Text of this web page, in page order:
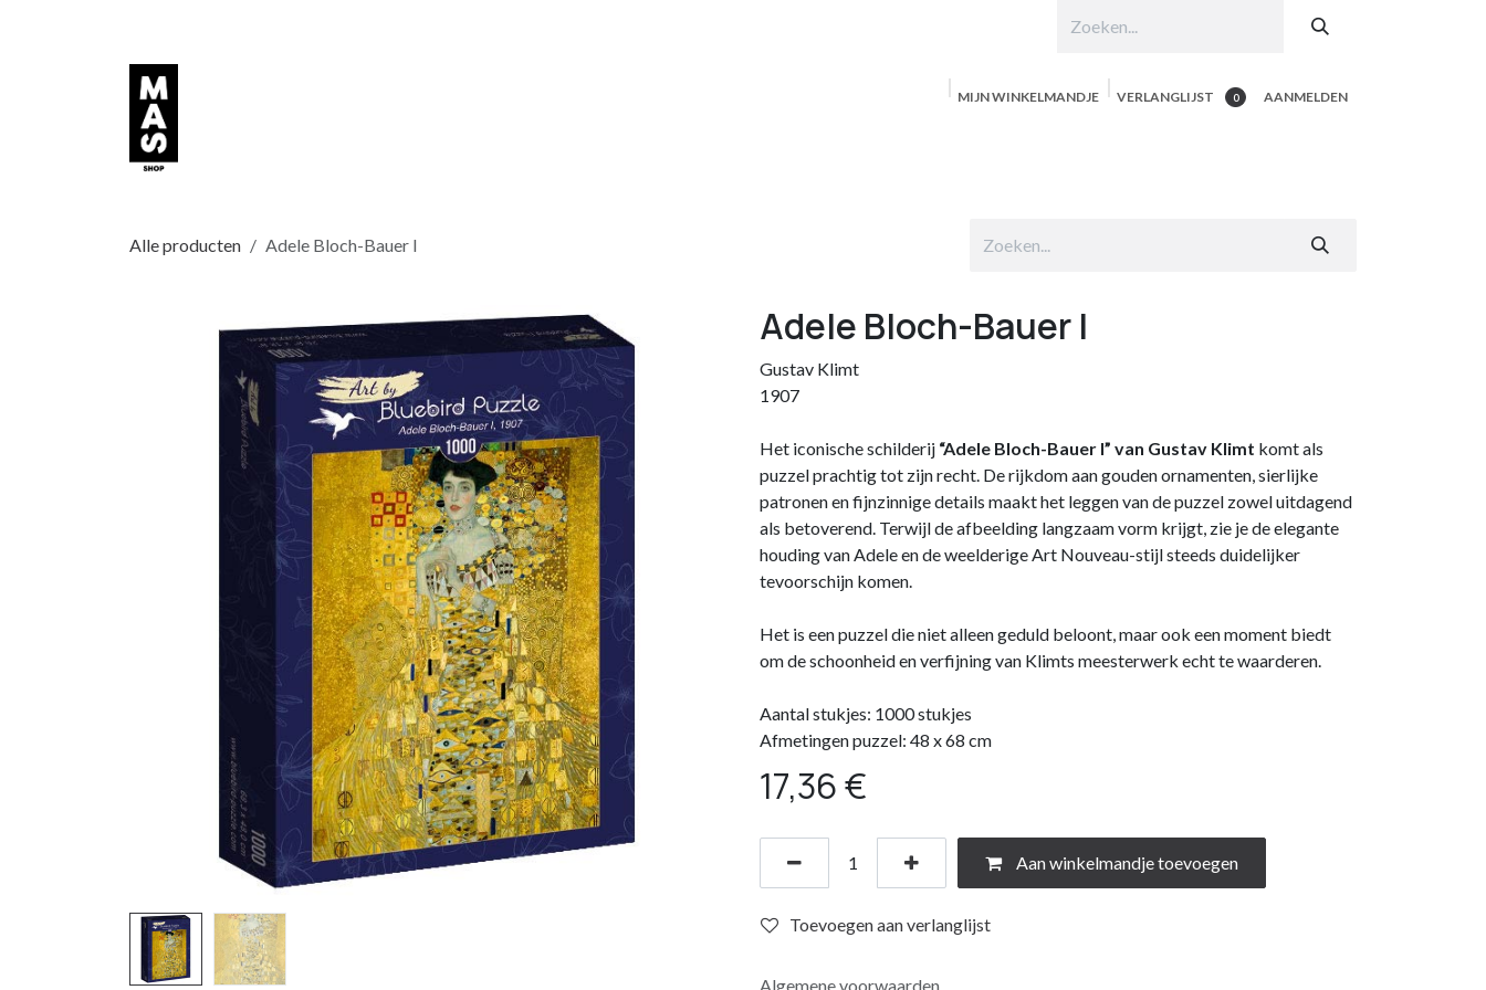
MIJN WINKELMANDJE 0
VERLANGLIJST AANMELDEN
Alle producten Adele Bloch-Bauer I
Adele Bloch-Bauer I
Gustav Klimt
1907
Het iconische schilderij “Adele Bloch-Bauer I” van Gustav Klimt komt als
puzzel prachtig tot zijn recht. De rijkdom aan gouden ornamenten, sierlijke
patronen en fijnzinnige details maakt het leggen van de puzzel zowel uitdagend
als betoverend. Terwijl de afbeelding langzaam vorm krijgt, zie je de elegante
houding van Adele en de weelderige Art Nouveau-stijl steeds duidelijker
tevoorschijn komen.
Het is een puzzel die niet alleen geduld beloont, maar ook een moment biedt
om de schoonheid en verfijning van Klimts meesterwerk echt te waarderen.
Aantal stukjes: 1000 stukjes
Afmetingen puzzel: 48 x 68 cm
17,36€
Aan winkelmandje toevoegen
Toevoegen aan verlanglijst
Algemene voorwaarden